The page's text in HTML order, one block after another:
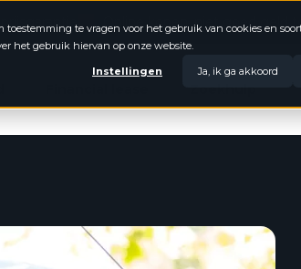
toestemming te vragen voor het gebruik van cookies en
het gebruik hiervan op onze website.
Instellingen
Ja, ik ga akkoord
prijsgarantie Online kopen, niet goed geld